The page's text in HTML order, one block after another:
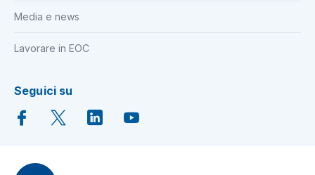
Media e news
Lavorare in EOC
Seguici su